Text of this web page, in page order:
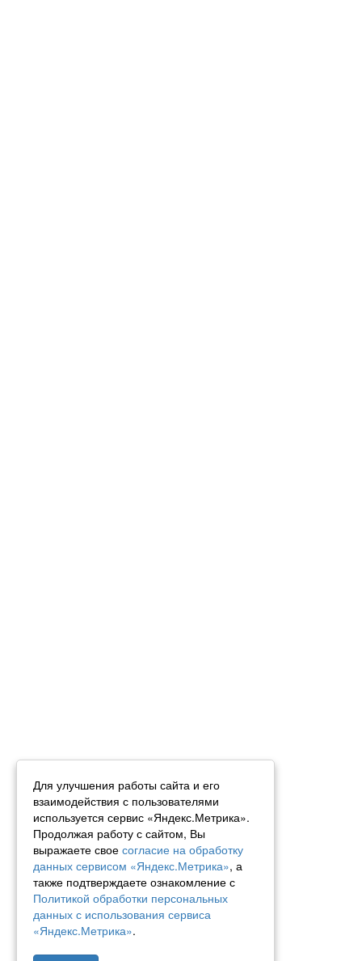
Для улучшения работы сайта и его
взаимодействия с пользователями
используется сервис «Яндекс.Метрика».
Продолжая работу с сайтом, Вы
выражаете свое согласие на обработку
данных сервисом «Яндекс.Метрика», а
также подтверждаете ознакомление с
Политикой обработки персональных
данных с использования сервиса
«Яндекс.Метрика».